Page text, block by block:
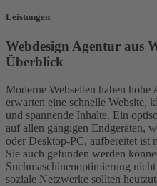
Leistungen
Webdesign Agentur aus
Überblick
Moderne Webseiten haben
erwarten eine schnelle Website,
und spannende Inhalte. Ein
auf allen gängigen Endgeräten,
oder Desktop-PC, aufbereitet ist
Sie auch gefunden werden
Suchmaschinenoptimierung
soziale Netzwerke sollten